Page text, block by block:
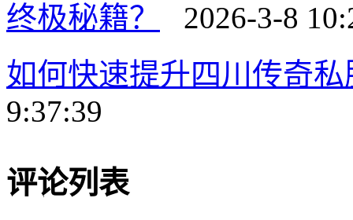
终极秘籍？
2026-3-8
如何快速提升四川传奇
9:37:39
评论列表